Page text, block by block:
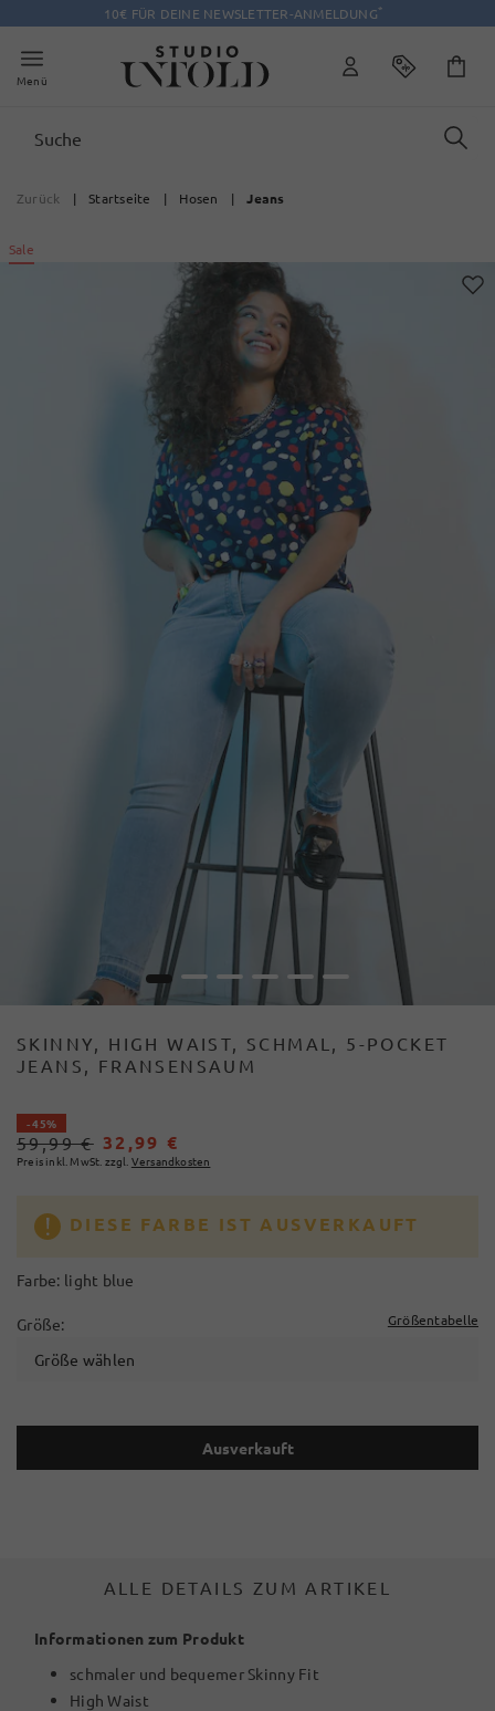
10€ FÜR DEINE NEWSLETTER-ANMELDUNG*
Menü
Zurück | Startseite | Hosen | Jeans
Sale
1 2 3 4 5 6
SKINNY, HIGH WAIST, SCHMAL, 5-POCKET
JEANS, FRANSENSAUM
- 45%
59,99 € 32,99 €
Preis inkl. MwSt. zzgl. Versandkosten
DIESE FARBE IST AUSVERKAUFT
Farbe: light blue
Größe: Größentabelle
Größe wählen
Ausverkauft
ALLE DETAILS ZUM ARTIKEL
Informationen zum Produkt
schmaler und bequemer Skinny Fit
High Waist